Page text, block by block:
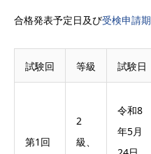
合格発表予定日及び受検申請
試験回 等級 試験日
第1回
2
級、
令和8
年5月